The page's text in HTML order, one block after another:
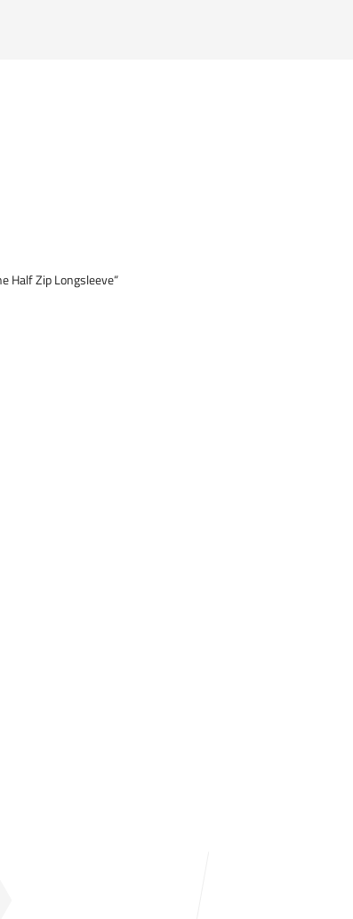
Half Zip Longsleeve“